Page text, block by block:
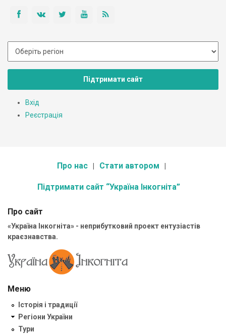
Підтримати сайт
Вхід
Реєстрація
Про нас Стати автором
Підтримати сайт “Україна Інкогніта”
Про сайт
«Україна Інкогніта» - неприбутковий проект ентузіастів
краєзнавства.
Меню
Історія і традиції
Регіони України
Тури